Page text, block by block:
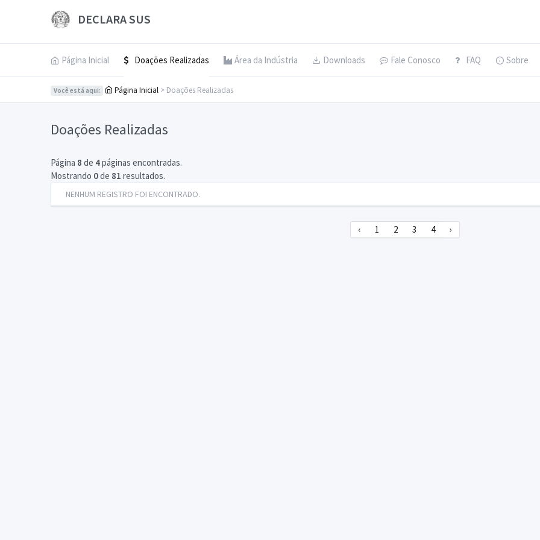
DECLARA SUS
Página Inicial Doações Realizadas Área da Indústria Downloads Fale Conosco FAQ Sobre
Você está aqui: Página Inicial > Doações Realizadas
Doações Realizadas
Página 8 de 4páginas encontradas.
Mostrando 0de 81 resultados.
NENHUM REGISTRO FOI ENCONTRADO.
‹ 1 2 3 4 ›